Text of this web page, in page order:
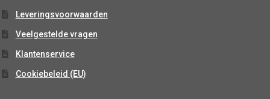
Leveringsvoorwaarden
Veelgestelde vragen
Klantenservice
Cookiebeleid (EU)